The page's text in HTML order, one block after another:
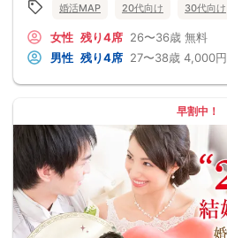
婚活MAP 20代向け 30代向け
女性 残り4席 26〜36歳 無料
男性 残り4席 27〜38歳 4,000円
早割中！